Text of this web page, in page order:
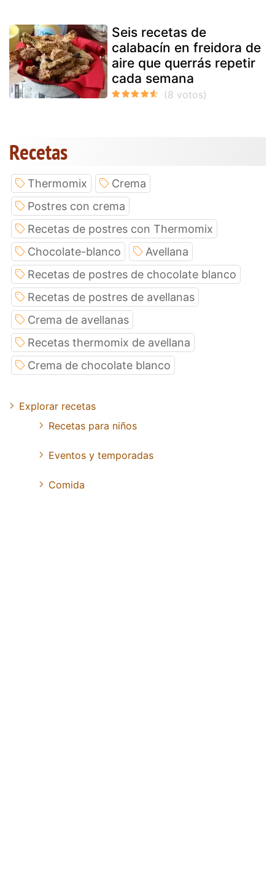
Seis recetas de
calabacín en freidora de
aire que querrás repetir
cada semana
Recetas
Thermomix
Crema
Postres con crema
Recetas de postres con Thermomix
Chocolate-blanco
Avellana
Recetas de postres de chocolate blanco
Recetas de postres de avellanas
Crema de avellanas
Recetas thermomix de avellana
Crema de chocolate blanco
Explorar recetas
Recetas para niños
Eventos y temporadas
Comida